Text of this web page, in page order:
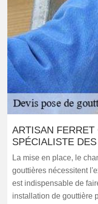
ARTISAN
SPÉCIALISTE
La mise en place, le
gouttières nécessitent
est indispensable de
installation de gouttière